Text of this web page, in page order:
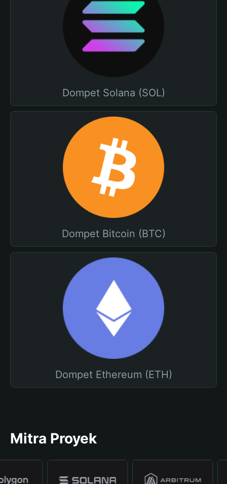
Dompet Solana (SOL)
Dompet Bitcoin (BTC)
Dompet Ethereum (ETH)
Mitra Proyek